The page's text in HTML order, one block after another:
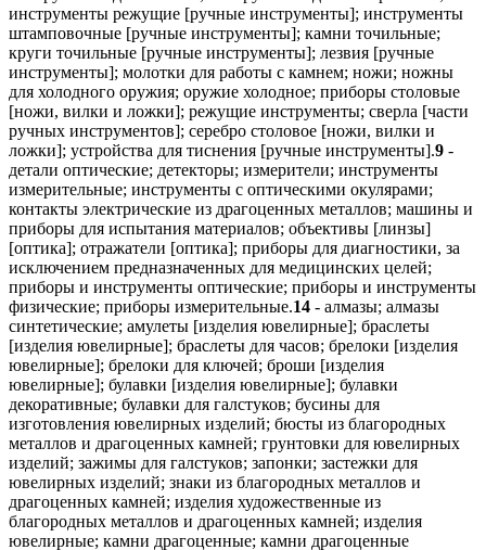
инструменты режущие [ручные инструменты]; инструменты
штамповочные [ручные инструменты]; камни точильные;
круги точильные [ручные инструменты]; лезвия [ручные
инструменты]; молотки для работы с камнем; ножи; ножны
для холодного оружия; оружие холодное; приборы столовые
[ножи, вилки и ложки]; режущие инструменты; сверла [части
ручных инструментов]; серебро столовое [ножи, вилки и
ложки]; устройства для тиснения [ручные инструменты].9 -
детали оптические; детекторы; измерители; инструменты
измерительные; инструменты с оптическими окулярами;
контакты электрические из драгоценных металлов; машины и
приборы для испытания материалов; объективы [линзы]
[оптика]; отражатели [оптика]; приборы для диагностики, за
исключением предназначенных для медицинских целей;
приборы и инструменты оптические; приборы и инструменты
физические; приборы измерительные.14 - алмазы; алмазы
синтетические; амулеты [изделия ювелирные]; браслеты
[изделия ювелирные]; браслеты для часов; брелоки [изделия
ювелирные]; брелоки для ключей; броши [изделия
ювелирные]; булавки [изделия ювелирные]; булавки
декоративные; булавки для галстуков; бусины для
изготовления ювелирных изделий; бюсты из благородных
металлов и драгоценных камней; грунтовки для ювелирных
изделий; зажимы для галстуков; запонки; застежки для
ювелирных изделий; знаки из благородных металлов и
драгоценных камней; изделия художественные из
благородных металлов и драгоценных камней; изделия
ювелирные; камни драгоценные; камни драгоценные